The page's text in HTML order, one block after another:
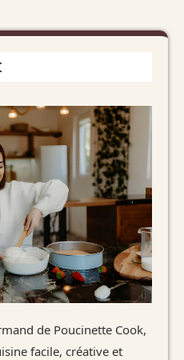
de Poucinette Cook,
facile, créative et